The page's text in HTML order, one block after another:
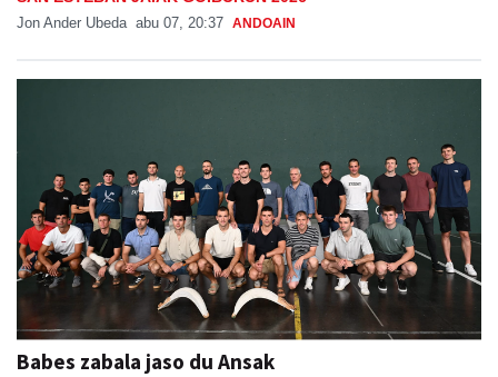
Jon Ander Ubeda abu 07, 20:37 ANDOAIN
Babes zabala jaso du Ansak